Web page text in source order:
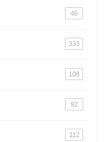
46
333
108
92
112